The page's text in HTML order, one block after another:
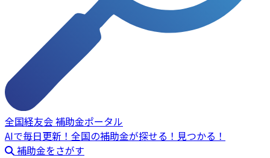
全国経友会 補助金ポータル
AIで毎日更新！全国の補助金が探せる！見つかる！
補助金をさがす